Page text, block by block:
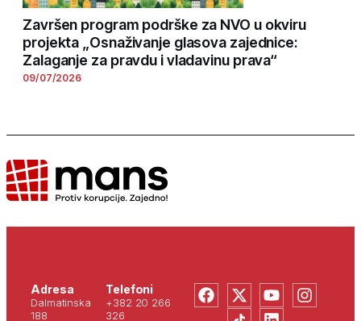
Završen program podrške za NVO u okviru
projekta „Osnaživanje glasova zajednice:
Zalaganje za pravdu i vladavinu prava“
09/07/2026
Adresa
Dalmatinska
188
Telefoni
+382 20 266
326